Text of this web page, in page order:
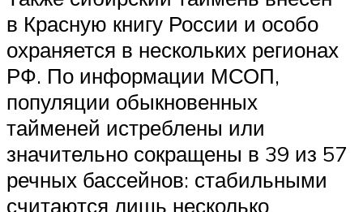
в Красную книгу России и особо
охраняется в нескольких регионах
РФ. По информации МСОП,
популяции обыкновенных
тайменей истреблены или
значительно сокращены в 39 из 57
речных бассейнов: стабильными
считаются лишь несколько